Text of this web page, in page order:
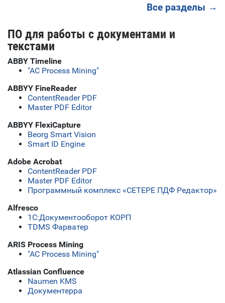
Все разделы →
ПО для работы с документами и
текстами
ABBY Timeline
"АС Process Mining"
ABBYY FineReader
ContentReader PDF
Master PDF Editor
ABBYY FlexiCapture
Beorg Smart Vision
Smart ID Engine
Adobe Acrobat
ContentReader PDF
Master PDF Editor
Программный комплекс «СЕТЕРЕ ПДФ Редактор»
Alfresco
1C:Документооборот КОРП
TDMS Фарватер
ARIS Process Mining
"АС Process Mining"
Atlassian Confluence
Naumen KMS
Документерра